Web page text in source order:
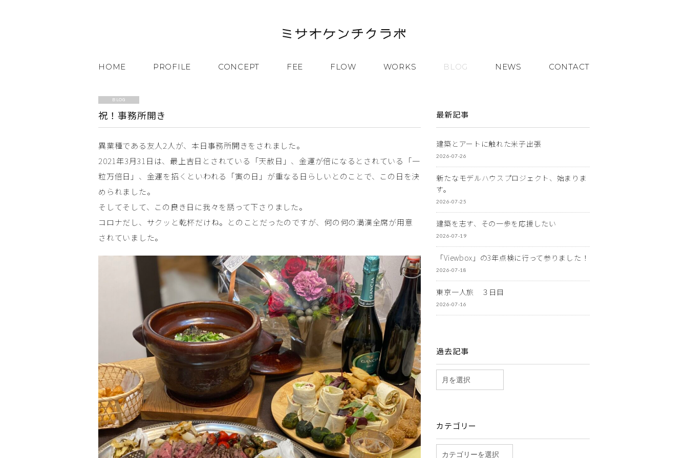
HOME PROFILE CONCEPT FEE FLOW WORKS BLOG NEWS CONTACT
BLOG
祝！事務所開き
異業種である友人2人が、本日事務所開きをされました。
2021年3月31日は、最上吉日とされている「天赦日」、金運が倍になるとされている「一
粒万倍日」、金運を招くといわれる「寅の日」が重なる日らしいとのことで、この日を決
められました。
そしてそして、この良き日に我々を誘って下さりました。
コロナだし、サクッと乾杯だけね。とのことだったのですが、何の何の満漢全席が用意
されていました。
最新記事
建築とアートに触れた米子出張
2026-07-26
新たなモデルハウスプロジェクト、始まりま
す。
2026-07-25
建築を志す、その一歩を応援したい
2026-07-19
「Viewbox」の3年点検に行って参りました！
2026-07-18
東京一人旅 ３日目
2026-07-16
過去記事
カテゴリー